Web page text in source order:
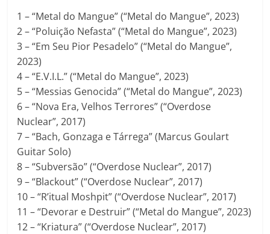
1 – “Metal do Mangue” (“Metal do Mangue”, 2023)
2 – “Poluição Nefasta” (“Metal do Mangue”, 2023)
3 – “Em Seu Pior Pesadelo” (“Metal do Mangue”,
2023)
4 – “E.V.I.L.” (“Metal do Mangue”, 2023)
5 – “Messias Genocida” (“Metal do Mangue”, 2023)
6 – “Nova Era, Velhos Terrores” (“Overdose
Nuclear”, 2017)
7 – “Bach, Gonzaga e Tárrega” (Marcus Goulart
Guitar Solo)
8 – “Subversão” (“Overdose Nuclear”, 2017)
9 – “Blackout” (“Overdose Nuclear”, 2017)
10 – “R’itual Moshpit” (“Overdose Nuclear”, 2017)
11 – “Devorar e Destruir” (“Metal do Mangue”, 2023)
12 – “Kriatura” (“Overdose Nuclear”, 2017)